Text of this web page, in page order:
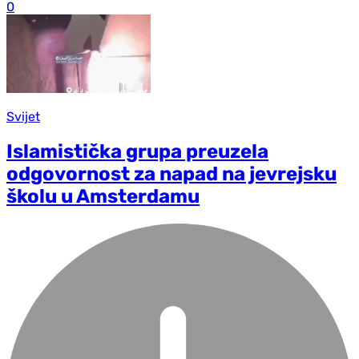
0
Svijet
Islamistička grupa preuzela
odgovornost za napad na jevrejsku
školu u Amsterdamu